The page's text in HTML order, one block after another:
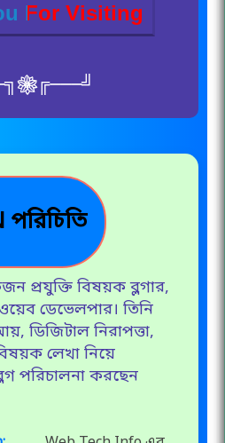
For Visiting
প্রযুক্তি বিষয়ক ব্লগার,
ডেভেলপার। তিনি
ডিজিটাল নিরাপত্তা,
লেখা নিয়ে
পরিচালনা করছেন